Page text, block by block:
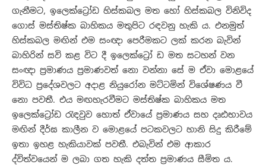
ගැනීමට, ඉලෙක්ට්‍රෝඩ හිස්කබල මත හෝ හිස්කබල විනිවිද
ගොස් මස්තිෂ්ක බාහිකය මතුපිට රඳවනු හැකි ය. එනමුත්
හිස්කබල මඟින් එම සංඥා පෙරීමකට ලක් කරන බැවින්
බාහිරින් සවි කළ විට දී ඉලෙක්ට්‍රෝ ඩ මත සටහන් වන
සංඥා ප්‍රමාණය ප්‍රමාණවත් නො වන්නා සේ ම ඒවා මොළයේ
විවිධ ප්‍රදේශවලට අදාළ නියුරෝන මට්ටමින් විශේෂණය වී
නො පවතී. එය මඟහැරවීමට මස්තිෂ්ක බාහිකය මත
ඉලෙක්ට්‍රෝඩ රැඳවුව හොත් ඒවායේ ප්‍රමාණය සහ දෘඪභාවය
මඟින් දීර්ඝ කාලීන ව මොළයේ පටකවලට හානි සිදු කිරීමේ
ඉතා ඉහළ හැකියාවක් පවතී. එබැවින් එම ආකාර
ද්විත්වයෙන් ම ලබා ගත හැකි දත්ත ප්‍රමාණය සීමිත ය.